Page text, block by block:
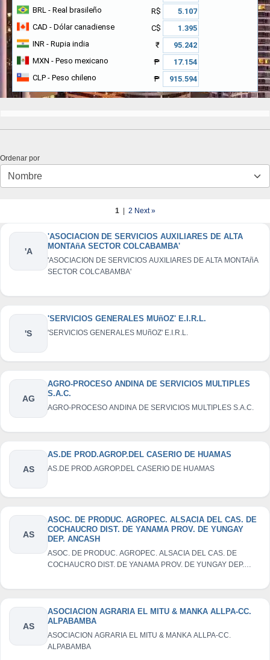
BRL - Real brasileño
R$
CAD - Dólar canadiense
C$
INR - Rupia india
₹
MXN - Peso mexicano
₱
CLP - Peso chileno ₱
Ordenar por
1 | 2 Next »
'A
'ASOCIACION DE SERVICIOS AUXILIARES DE ALTA
MONTAñA SECTOR COLCABAMBA'
'ASOCIACION DE SERVICIOS AUXILIARES DE ALTA MONTAñA
SECTOR COLCABAMBA'
'S
'SERVICIOS GENERALES MUñOZ' E.I.R.L.
'SERVICIOS GENERALES MUñOZ' E.I.R.L.
AG
AGRO-PROCESO ANDINA DE SERVICIOS MULTIPLES
S.A.C.
AGRO-PROCESO ANDINA DE SERVICIOS MULTIPLES S.A.C.
AS
AS.DE PROD.AGROP.DEL CASERIO DE HUAMAS
AS.DE PROD.AGROP.DEL CASERIO DE HUAMAS
AS
ASOC. DE PRODUC. AGROPEC. ALSACIA DEL CAS. DE
COCHAUCRO DIST. DE YANAMA PROV. DE YUNGAY
DEP. ANCASH
ASOC. DE PRODUC. AGROPEC. ALSACIA DEL CAS. DE
COCHAUCRO DIST. DE YANAMA PROV. DE YUNGAY DEP.
AS
ASOCIACION AGRARIA EL MITU & MANKA ALLPA-CC.
ALPABAMBA
ASOCIACION AGRARIA EL MITU & MANKA ALLPA-CC.
ALPABAMBA